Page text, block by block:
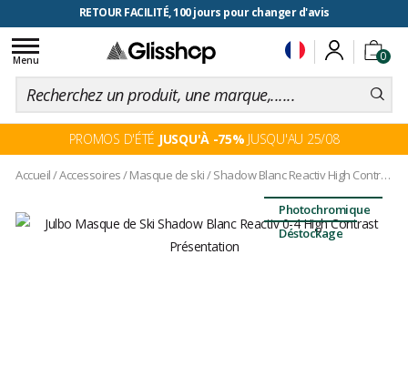
RETOUR FACILITÉ, 100 jours pour changer d'avis
0
Toggle
navigation
Menu
PROMOS D'ÉTÉ JUSQU'À -75% JUSQU'AU 25/08
Accueil/Accessoires/Masque de ski/Shadow Blanc Reactiv High Contrast 1-3
Photochromique
Déstockage